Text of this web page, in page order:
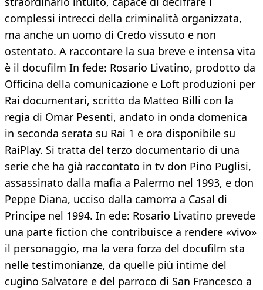
complessi intrecci della criminalità organizzata,
ma anche un uomo di Credo vissuto e non
ostentato. A raccontare la sua breve e intensa vita
è il docufilm In fede: Rosario Livatino, prodotto da
Officina della comunicazione e Loft produzioni per
Rai documentari, scritto da Matteo Billi con la
regia di Omar Pesenti, andato in onda domenica
in seconda serata su Rai 1 e ora disponibile su
RaiPlay. Si tratta del terzo documentario di una
serie che ha già raccontato in tv don Pino Puglisi,
assassinato dalla mafia a Palermo nel 1993, e don
Peppe Diana, ucciso dalla camorra a Casal di
Principe nel 1994. In ede: Rosario Livatino prevede
una parte fiction che contribuisce a rendere «vivo»
il personaggio, ma la vera forza del docufilm sta
nelle testimonianze, da quelle più intime del
cugino Salvatore e del parroco di San Francesco a